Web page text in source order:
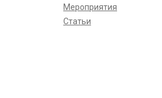
Мероприятия
Статьи